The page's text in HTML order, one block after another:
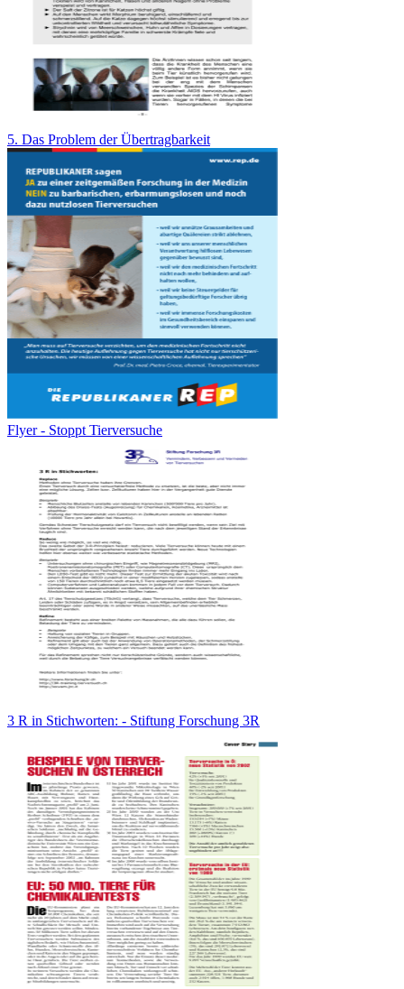
5. Das Problem der Übertragbarkeit
Flyer - Stoppt Tierversuche
3 R in Stichworten: - Stiftung Forschung 3R